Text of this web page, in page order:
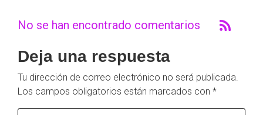
No se han encontrado comentarios
Deja una respuesta
Tu dirección de correo electrónico no será publicada.
Los campos obligatorios están marcados con *